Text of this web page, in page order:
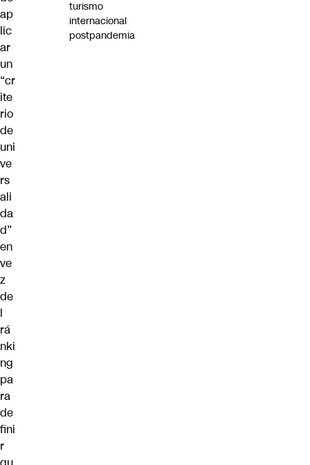
ap
lic
ar
un
“cr
ite
rio
de
uni
ve
rs
ali
da
d”
en
ve
z
de
l
rá
nki
ng
pa
ra
de
fini
r
turismo
internacional
postpandemia